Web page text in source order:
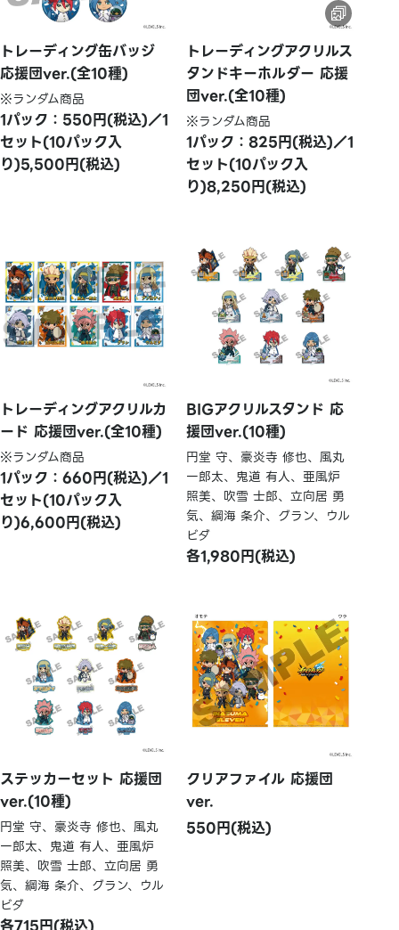
トレーディング缶バッジ
応援団ver.(全10種)
※ランダム商品
1パック：550円(税込)／1
セット(10パック入
り)5,500円(税込)
トレーディングアクリルス
タンドキーホルダー 応援
団ver.(全10種)
※ランダム商品
1パック：825円(税込)／1
セット(10パック入
り)8,250円(税込)
トレーディングアクリルカ
ード 応援団ver.(全10種)
※ランダム商品
1パック：660円(税込)／1
セット(10パック入
り)6,600円(税込)
BIGアクリルスタンド 応
援団ver.(10種)
円堂 守、豪炎寺 修也、風丸
一郎太、鬼道 有人、亜風炉
照美、吹雪 士郎、立向居 勇
気、綱海 条介、グラン、ウル
ビダ
各1,980円(税込)
ステッカーセット 応援団
ver.(10種)
円堂 守、豪炎寺 修也、風丸
一郎太、鬼道 有人、亜風炉
照美、吹雪 士郎、立向居 勇
気、綱海 条介、グラン、ウル
ビダ
クリアファイル 応援団
ver.
550円(税込)